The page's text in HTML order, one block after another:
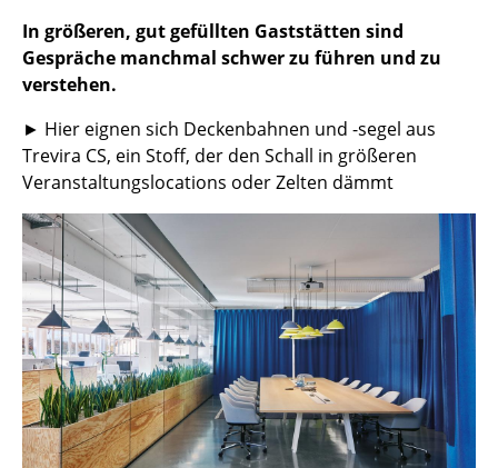
Philippe Starck
Verner Panton
Themen
Neu bei smow
Inspiration
Special Editions
Designklassiker
Frauen im Design
Bauhaus Design
In größeren, gut gefüllten Gaststätten sind
Gespräche manchmal schwer zu führen und zu
verstehen.
► Hier eignen sich Deckenbahnen und -segel aus
Trevira CS, ein Stoff, der den Schall in größeren
Veranstaltungslocations oder Zelten dämmt